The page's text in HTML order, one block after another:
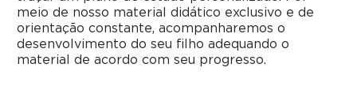
meio de nosso material didático exclusivo e de
orientação constante, acompanharemos o
desenvolvimento do seu filho adequando o
material de acordo com seu progresso.